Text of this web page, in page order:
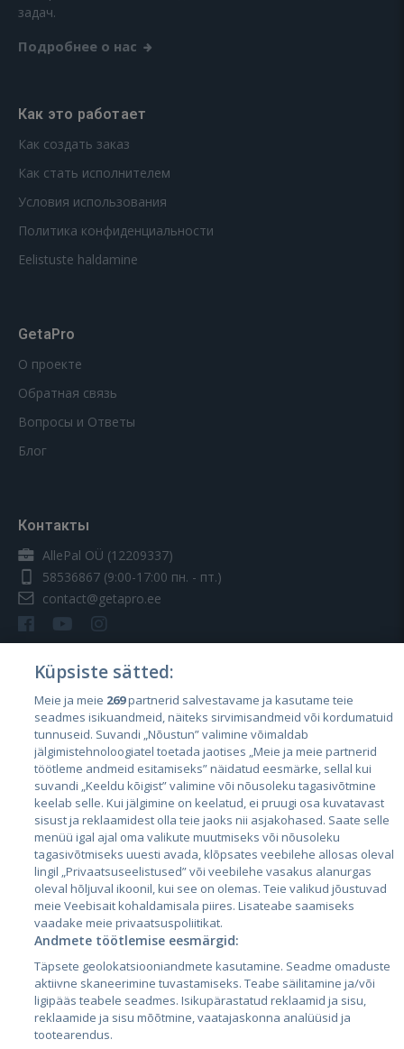
задач.
Подробнее о нас
Как это работает
Как создать заказ
Как стать исполнителем
Условия использования
Политика конфиденциальности
Eelistuste haldamine
GetaPro
О проекте
Обратная связь
Вопросы и Ответы
Блог
Контакты
AllePal OÜ (12209337)
58536867 (9:00-17:00 пн. - пт.)
contact@getapro.ee
Страны
Эстония
Латвия
Литва
City24.lv
City24.ee
GetaPro.lv
GetaPro.ee
CVbankas.lt
Kainos.lt
Paslaugos.lt
auto24.ee
Küpsiste sätted:
Meie ja meie 269partnerid salvestavame ja kasutame teie
seadmes isikuandmeid, näiteks sirvimisandmeid või kordumatuid
tunnuseid. Suvandi „Nõustun” valimine võimaldab
jälgimistehnoloogiatel toetada jaotises „Meie ja meie partnerid
töötleme andmeid esitamiseks” näidatud eesmärke, sellal kui
suvandi „Keeldu kõigist” valimine või nõusoleku tagasivõtmine
keelab selle. Kui jälgimine on keelatud, ei pruugi osa kuvatavast
sisust ja reklaamidest olla teie jaoks nii asjakohased. Saate selle
menüü igal ajal oma valikute muutmiseks või nõusoleku
tagasivõtmiseks uuesti avada, klõpsates veebilehe allosas oleval
lingil „Privaatsuseelistused” või veebilehe vasakus alanurgas
oleval hõljuval ikoonil, kui see on olemas. Teie valikud jõustuvad
meie Veebisait kohaldamisala piires. Lisateabe saamiseks
vaadake meie privaatsuspoliitikat.
Andmete töötlemise eesmärgid:
Täpsete geolokatsiooniandmete kasutamine. Seadme omaduste
aktiivne skaneerimine tuvastamiseks. Teabe säilitamine ja/või
ligipääs teabele seadmes. Isikupärastatud reklaamid ja sisu,
reklaamide ja sisu mõõtmine, vaatajaskonna analüüsid ja
tootearendus.